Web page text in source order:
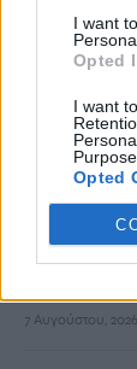
I want
Opted
I want
Opted
Δικογραφία
7 Αυγούστου, 2026
Αεροδρόμιο
7 Αυγούστου, 2026
Κουνούπια:
Κρήτη – Πώς
7 Αυγούστου, 2026